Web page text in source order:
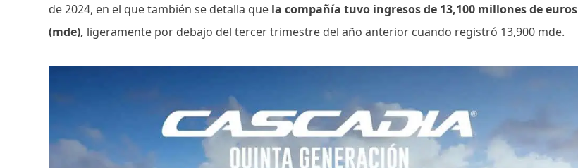
de 2024, en el que también se detalla que la compañía tuvo ingresos de 13,100 millones de euros
(mde), ligeramente por debajo del tercer trimestre del año anterior cuando registró 13,900 mde.